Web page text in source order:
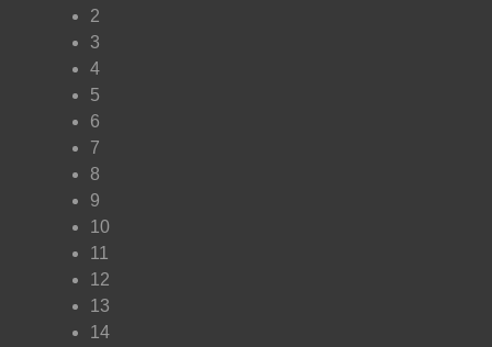
2
3
4
5
6
7
8
9
10
11
12
13
14